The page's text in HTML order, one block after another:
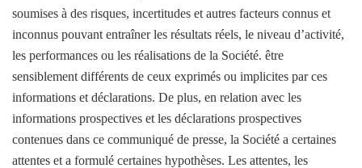
soumises à des risques, incertitudes et autres facteurs connus et
inconnus pouvant entraîner les résultats réels, le niveau d’activité,
les performances ou les réalisations de la Société. être
sensiblement différents de ceux exprimés ou implicites par ces
informations et déclarations. De plus, en relation avec les
informations prospectives et les déclarations prospectives
contenues dans ce communiqué de presse, la Société a certaines
attentes et a formulé certaines hypothèses. Les attentes, les